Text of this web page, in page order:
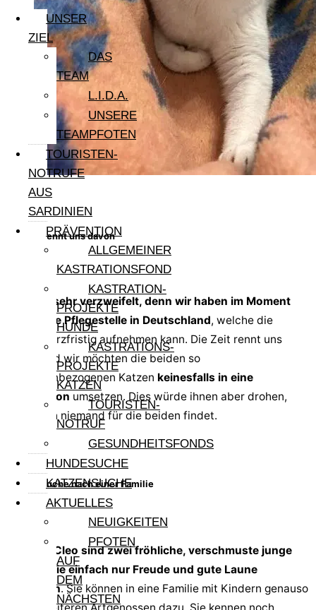
UNSER
ZIEL
DAS
TEAM
L.I.D.A.
UNSERE
TEAMPFOTEN
TOURISTEN-
NOTRUFE
AUS
SARDINIEN
PRÄVENTION
ALLGEMEINER
KASTRATIONSFOND
KASTRATION-
PROJEKTE
HUNDE
KASTRATIONS-
PROJEKTE
KATZEN
TOURISTEN-
NOTRUF
GESUNDHEITSFONDS
HUNDESUCHE
KATZENSUCHE
AKTUELLES
NEUIGKEITEN
PFOTEN
AUF
DEM
NÄCHSTEN
Die Zeit rennt uns davon
Wir sind sehr verzweifelt, denn wir haben im Moment
keine freie Pflegestelle in Deutschland, welche die
Katzen kurzfristig aufnehmen kann. Die Zeit rennt uns
davon und wir möchten die beiden so
menschenbezogenen Katzen keinesfalls in eine
Tierpension umsetzen. Dies würde ihnen aber drohen,
wenn sich niemand für die beiden findet.
Auf der Suche nach einer Familie
Clio und Cleo sind zwei fröhliche, verschmuste junge
Katzen, die einfach nur Freude und gute Laune
verbreiten. Sie können in eine Familie mit Kindern genauso